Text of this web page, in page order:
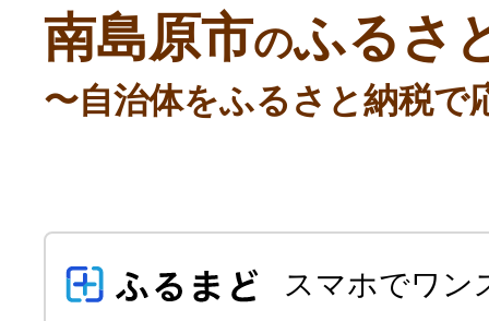
南島原市のふるさ
〜自治体をふるさと納税で
スマホでワン